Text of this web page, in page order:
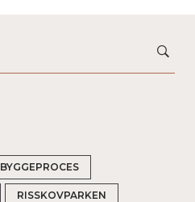
BYGGEPROCES
RISSKOVPARKEN